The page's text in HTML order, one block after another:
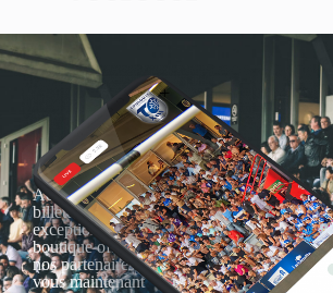
Actualités, nouveautés,
billetterie, remises
exceptionnelles dans la
boutique officielles & chez
nos partenaires… Inscrivez-
vous maintenant